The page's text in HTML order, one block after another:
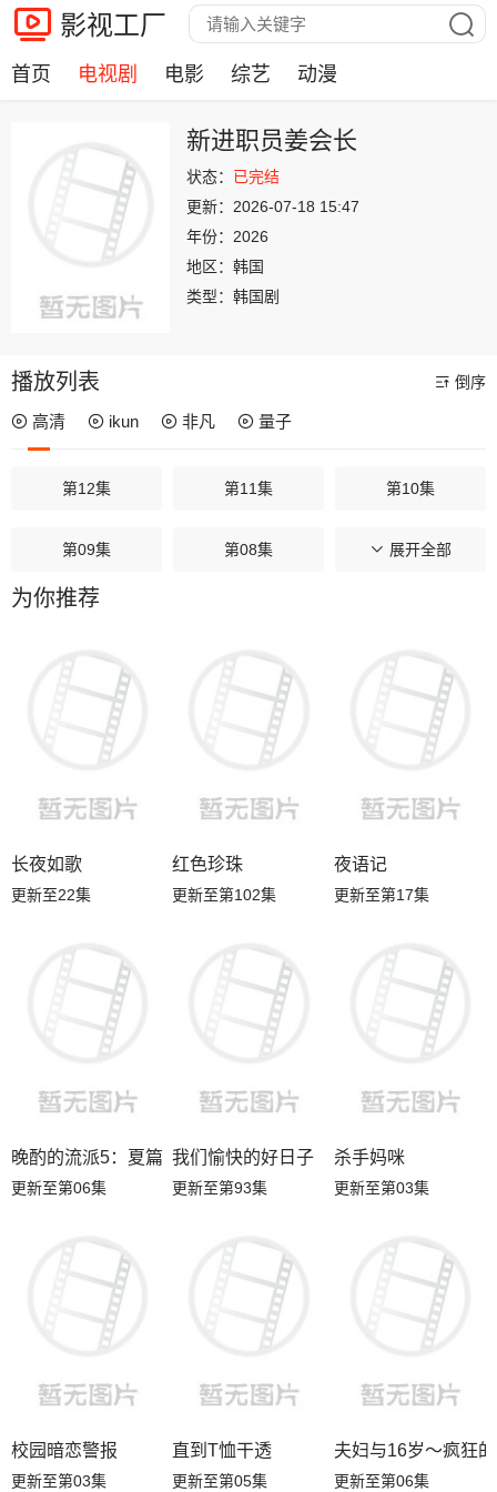
影视工厂
首页 电视剧 电影 综艺 动漫
新进职员姜会长
状态： 已完结
更新： 2026-07-18 15:47
年份： 2026
地区： 韩国
类型： 韩国剧
播放列表 倒序
高清 ikun 非凡 量子
第12集 第11集 第10集
第09集 第08集 第07集
第06集
展开全部
为你推荐
长夜如歌
更新至22集
红色珍珠
更新至第102集
夜语记
更新至第17集
晚酌的流派5：夏篇
更新至第06集
我们愉快的好日子
更新至第93集
杀手妈咪
更新至第03集
校园暗恋警报
更新至第03集
直到T恤干透
更新至第05集
夫妇与16岁～疯狂
更新至第06集